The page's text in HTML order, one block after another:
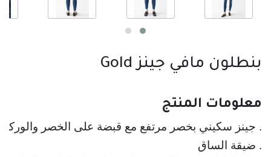
بنطلون مافي جينز Gold
معلومات المنتج
. جينز سكيني بخصر مرتفع مع قبضة على الخصر
. ضيقة الساق